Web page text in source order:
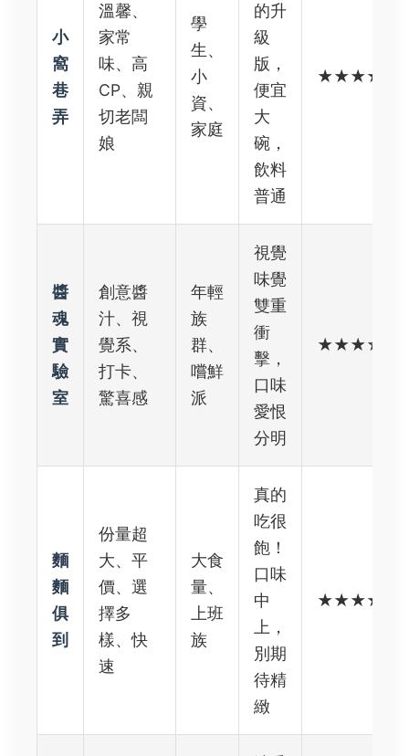
小
窩
巷
弄
溫馨、
家常
味、高
CP、親
切老闆
娘
學
生、
小
資、
家庭
的升
級
版，
便宜
大
碗，
飲料
普通
★★★★★
醬
魂
實
驗
室
創意醬
汁、視
覺系、
打卡、
驚喜感
年輕
族
群、
嚐鮮
派
視覺
味覺
雙重
衝
擊，
口味
愛恨
分明
★★★☆☆
麵
麵
俱
到
份量超
大、平
價、選
擇多
樣、快
速
大食
量、
上班
族
真的
吃很
飽！
口味
中
上，
別期
待精
緻
★★★★☆